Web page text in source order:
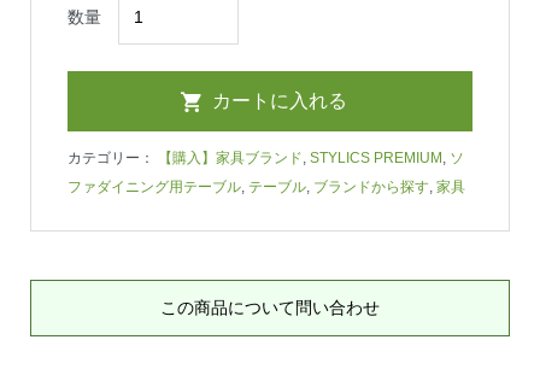
数量
カテゴリー： 【購入】家具ブランド, STYLICS PREMIUM, ソ
ファダイニング用テーブル, テーブル, ブランドから探す, 家具
この商品について問い合わせ